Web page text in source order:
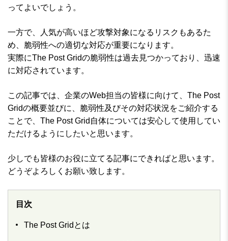
ってよいでしょう。
一方で、人気が高いほど攻撃対象になるリスクもあるた
め、脆弱性への適切な対応が重要になります。
実際にThe Post Gridの脆弱性は過去見つかっており、迅速
に対応されています。
この記事では、企業のWeb担当の皆様に向けて、The Post
Gridの概要並びに、脆弱性及びその対応状況をご紹介する
ことで、The Post Grid自体については安心して使用してい
ただけるようにしたいと思います。
少しでも皆様のお役に立てる記事にできればと思います。
どうぞよろしくお願い致します。
目次
The Post Gridとは